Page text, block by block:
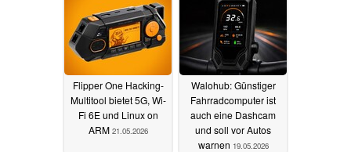
Flipper One Hacking-
Multitool bietet 5G, Wi-
Fi 6E und Linux on
ARM 21.05.2026
Walohub: Günstiger
Fahrradcomputer ist
auch eine Dashcam
und soll vor Autos
warnen 19.05.2026